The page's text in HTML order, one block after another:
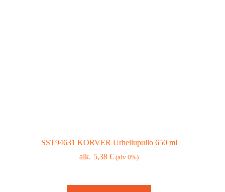
SST94631 KORVER Urheilupullo 650 ml
5,38€ (alv 0%)